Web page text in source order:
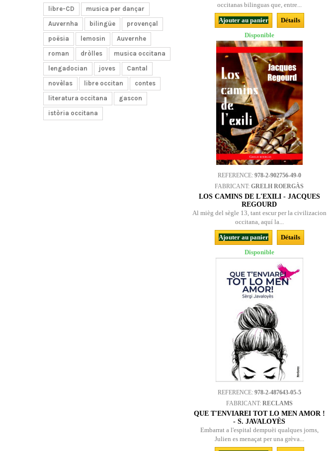
libre-CD
musica per dançar
Auvernha
bilingüe
provençal
poësia
lemosin
Auvernhe
roman
dròlles
musica occitana
lengadocian
joves
Cantal
novèlas
libre occitan
contes
literatura occitana
gascon
istòria occitana
occitanas bilinguas que, entre...
Ajouter au panier
Détails
Disponible
REFERENCE: 978-2-902756-49-0
FABRICANT:GRELH ROERGÀS
LOS CAMINS DE L'EXILI - JACQUES
REGOURD
Al mièg del sègle 13, tant escur per la civilizacion
occitana, aquí la...
Ajouter au panier
Détails
Disponible
REFERENCE: 978-2-487643-05-5
FABRICANT: RECLAMS
QUE T'ENVIAREI TOT LO MEN AMOR !
- S. JAVALOYÈS
Embarrat a l'espital dempuèi qualques jorns,
Julien es menaçat per una grèva...